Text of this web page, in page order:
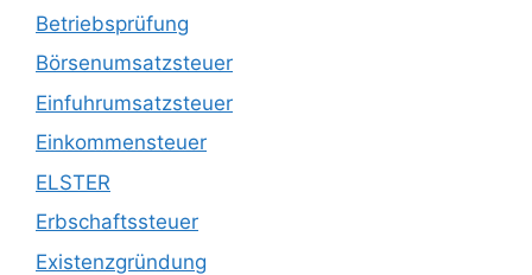
Betriebsprüfung
Börsenumsatzsteuer
Einfuhrumsatzsteuer
Einkommensteuer
ELSTER
Erbschaftssteuer
Existenzgründung